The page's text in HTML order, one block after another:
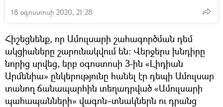
18 օգոստոսի 2020, 21:28
Հիշեցնենք, որ Ամուլսարի շահագործման դեմ
ակցիաները շարունակվում են։ Վերջերս խնդիրը
նորից սրվեց, երբ օգոստոսի 3-ին «Լիդիան
Արմենիա» ընկերությունը հանել էր դեպի Ամուլսար
տանող ճանապարհին տեղադրված «Ամուլսարի
պահապանների» վագոն–տնակներն ու դրանց